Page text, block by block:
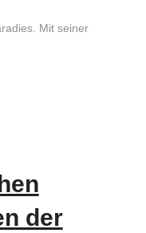
Mit seiner
der